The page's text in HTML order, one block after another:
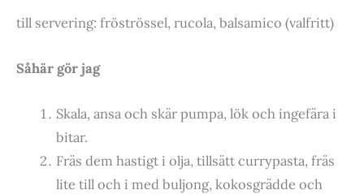
till servering: fröströssel, rucola, balsamico (valfritt)
Såhär gör jag
Skala, ansa och skär pumpa, lök och ingefära i
bitar.
Fräs dem hastigt i olja, tillsätt currypasta, fräs
lite till och i med buljong, kokosgrädde och